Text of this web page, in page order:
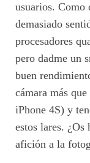
usuarios. Como
demasiado
procesadores
pero dadme un
buen
cámara más
iPhone 4S) y
estos lares. ¿Os
afición a la